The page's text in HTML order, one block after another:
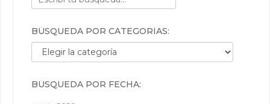
BÚSQUEDA POR CATEGORÍAS:
Búsqueda por categorías:
BÚSQUEDA POR FECHA: